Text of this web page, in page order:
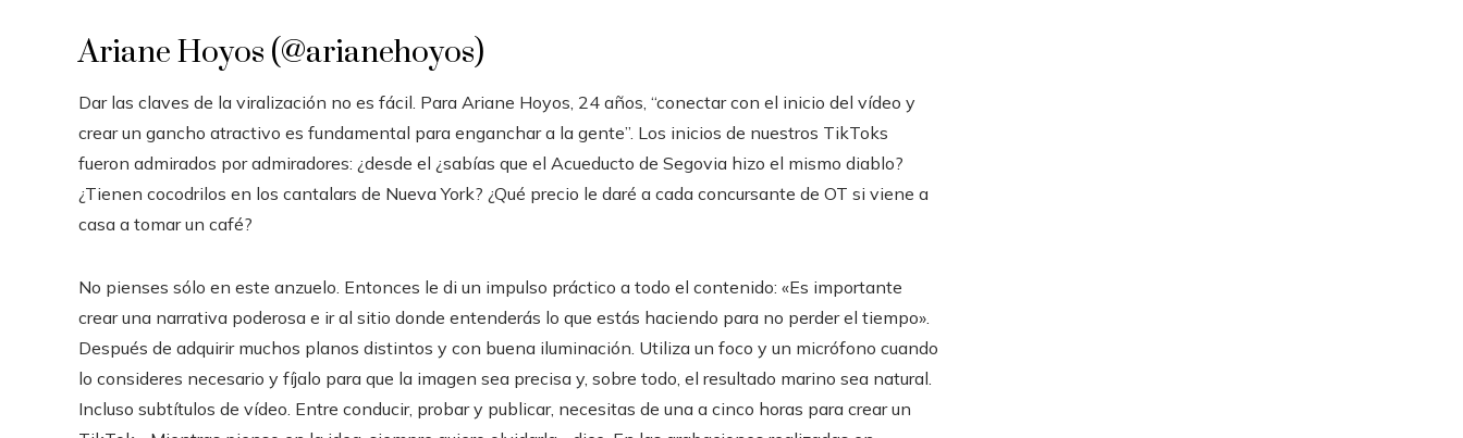
Ariane Hoyos (@arianehoyos)
Dar las claves de la viralización no es fácil. Para Ariane Hoyos, 24 años, “conectar con el inicio del vídeo y
crear un gancho atractivo es fundamental para enganchar a la gente”. Los inicios de nuestros TikToks
fueron admirados por admiradores: ¿desde el ¿sabías que el Acueducto de Segovia hizo el mismo diablo?
¿Tienen cocodrilos en los cantalars de Nueva York? ¿Qué precio le daré a cada concursante de OT si viene a
casa a tomar un café?
No pienses sólo en este anzuelo. Entonces le di un impulso práctico a todo el contenido: «Es importante
crear una narrativa poderosa e ir al sitio donde entenderás lo que estás haciendo para no perder el tiempo».
Después de adquirir muchos planos distintos y con buena iluminación. Utiliza un foco y un micrófono cuando
lo consideres necesario y fíjalo para que la imagen sea precisa y, sobre todo, el resultado marino sea natural.
Incluso subtítulos de vídeo. Entre conducir, probar y publicar, necesitas de una a cinco horas para crear un